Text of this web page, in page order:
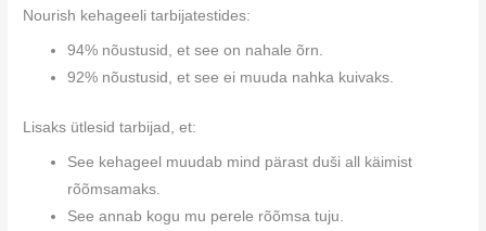
Nourish kehageeli tarbijatestides:
94% nõustusid, et see on nahale õrn.
92% nõustusid, et see ei muuda nahka kuivaks.
Lisaks ütlesid tarbijad, et:
See kehageel muudab mind pärast duši all käimist
rõõmsamaks.
See annab kogu mu perele rõõmsa tuju.